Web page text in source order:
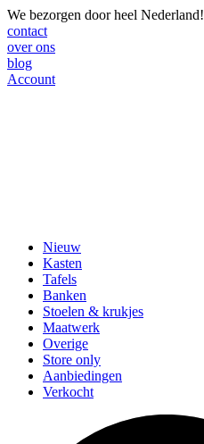
We bezorgen door heel Nederland!
contact
over ons
blog
Account
Nieuw
Kasten
Tafels
Banken
Stoelen & krukjes
Maatwerk
Overige
Store only
Aanbiedingen
Verkocht